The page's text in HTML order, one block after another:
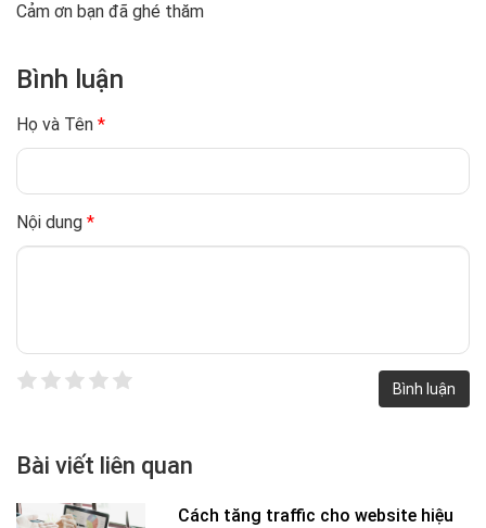
Cảm ơn bạn đã ghé thăm
Bình luận
Họ và Tên *
Nội dung *
Bài viết liên quan
Cách tăng traffic cho website hiệu